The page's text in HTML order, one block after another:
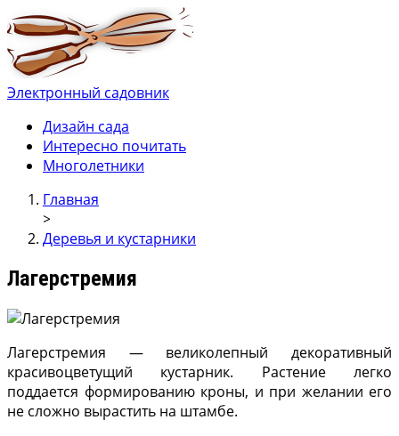
Электронный садовник
Ваш электронный садовник
Онлайн журнал для садовод и огродников.
Дизайн сада
Интересно почитать
Многолетники
Главная
>
Деревья и кустарники
Лагерстремия
Лагерстремия — великолепный декоративный
красивоцветущий кустарник. Растение легко
поддается формированию кроны, и при желании его
не сложно вырастить на штамбе.